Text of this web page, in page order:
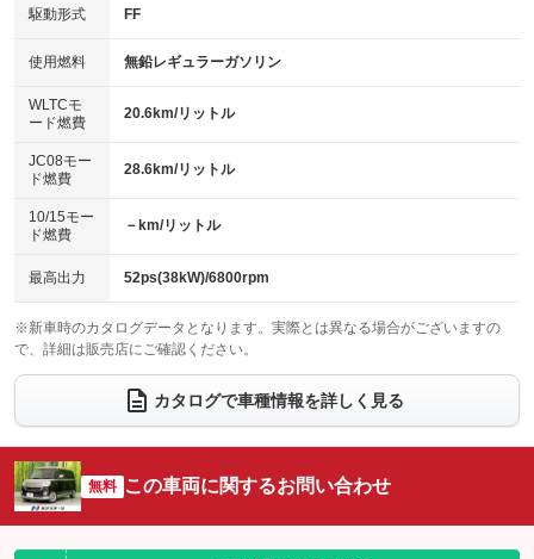
USB入力端子
：装備なし
100V電源
：装備なし
センターデフロック
：装備なし
電動格納ミラー
：装備あり
HID(キセノンライト)
：装備なし
バックカメラ
：装備あり
エアロ
：装備なし
：装備なし
パワーシート
ベンチシート
：装備なし
チップアップシート
：装備なし
：装備なし ：装備なし
ウォークスルー
：装備なし
電動リアゲート フロントカメラ
：装備あり
：装備なし ：装備あり
サイドカメラ
：装備あり ルーフレール
：装備なし
：装備なし
：装備なし
駆動形式 FF
使用燃料 無鉛レギュラーガソリン
WLTCモ
ード燃費
20.6km/リットル
JC08モー
ド燃費
28.6km/リットル
10/15モー
ド燃費
－km/リットル
最高出力 52ps(38kW)/6800rpm
※新車時のカタログデータとなります。実際とは異なる場合がございますの
で、詳細は販売店にご確認ください。
カタログで車種情報を詳しく見る
無料 この車両に関するお問い合わせ